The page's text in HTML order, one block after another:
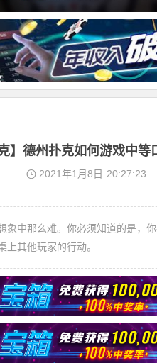
】德州扑克如何游戏中
2021年1月8日 20:27:23
象中那么难。你必须知道的是，
其他玩家的行动。